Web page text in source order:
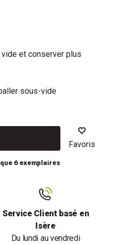
et conserver plus
sous-vide
Favoris
6 exemplaires
Service Client basé en
Isère
Du lundi au vendredi